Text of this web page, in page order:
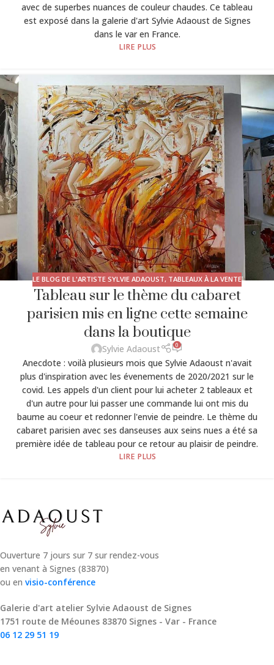
avec de superbes nuances de couleur chaudes. Ce tableau
est exposé dans la galerie d'art Sylvie Adaoust de Signes
dans le var en France.
LIRE PLUS
LE BLOG DE L'ARTISTE SYLVIE ADAOUST, TABLEAUX À LA VENTE
Tableau sur le thème du cabaret
parisien mis en ligne cette semaine
dans la boutique
Sylvie Adaoust 0
Anecdote : voilà plusieurs mois que Sylvie Adaoust n'avait
plus d'inspiration avec les évenements de 2020/2021 sur le
covid. Les appels d'un client pour lui acheter 2 tableaux et
d'un autre pour lui passer une commande lui ont mis du
baume au coeur et redonner l'envie de peindre. Le thème du
cabaret parisien avec ses danseuses aux seins nues a été sa
première idée de tableau pour ce retour au plaisir de peindre.
LIRE PLUS
Ouverture 7 jours sur 7 sur rendez-vous
en venant à Signes (83870)
ou en visio-conférence
Galerie d'art atelier Sylvie Adaoust de Signes
1751 route de Méounes 83870 Signes - Var - France
06 12 29 51 19